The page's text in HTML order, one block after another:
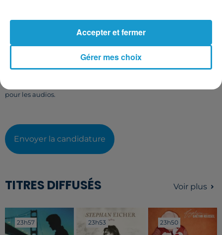
pour les audios.
Envoyer la candidature
TITRES DIFFUSÉS Voir plus
23h57
23h57 23h53
23h53 23h50
23h50
Gérer mes choix
Accepter et fermer